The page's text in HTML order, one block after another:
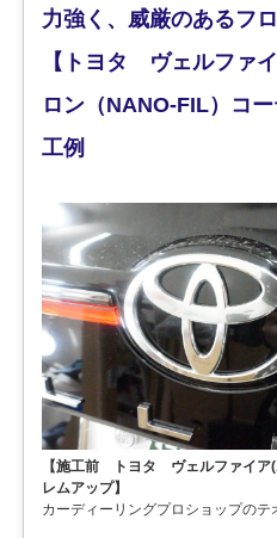
力強く、威厳のあるフ
【トヨタ ヴェルファ
ロン（NANO-FIL）コ
工例
【施工前 トヨタ ヴェルファイ
レムアップ】
カーディーリングプロショップのテ